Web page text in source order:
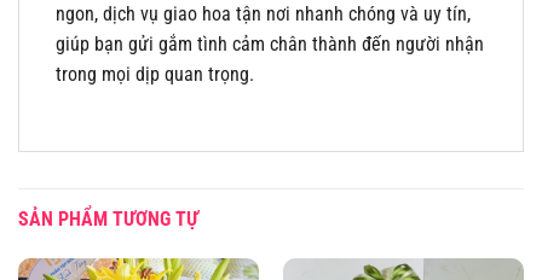
ngon, dịch vụ giao hoa tận nơi nhanh chóng và uy tín,
giúp bạn gửi gắm tình cảm chân thành đến người nhận
trong mọi dịp quan trọng.
SẢN PHẨM TƯƠNG TỰ